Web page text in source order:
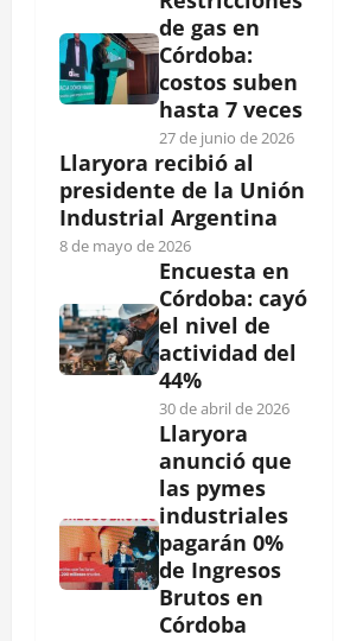
de gas en
Córdoba:
costos suben
hasta 7 veces
27 de junio de 2026
Llaryora recibió al
presidente de la Unión
Industrial Argentina
8 de mayo de 2026
Encuesta en
Córdoba: cayó
el nivel de
actividad del
44%
30 de abril de 2026
Llaryora
anunció que
las pymes
industriales
pagarán 0%
de Ingresos
Brutos en
Córdoba